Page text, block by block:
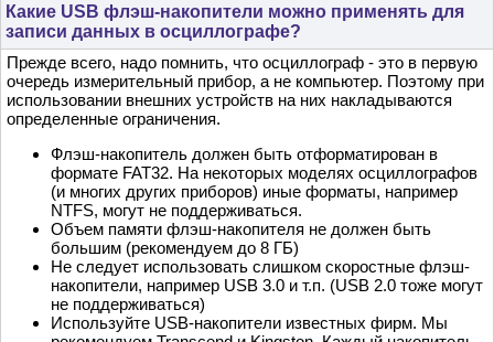
Какие USB флэш-накопители можно применять для
записи данных в осциллографе?
Прежде всего, надо помнить, что осциллограф - это в первую
очередь измерительный прибор, а не компьютер. Поэтому при
использовании внешних устройств на них накладываются
определенные ограничения.
Флэш-накопитель должен быть отформатирован в
формате FAT32. На некоторых моделях осциллографов
(и многих других приборов) иные форматы, например
NTFS, могут не поддерживаться.
Объем памяти флэш-накопителя не должен быть
большим (рекомендуем до 8 ГБ)
Не следует использовать слишком скоростные флэш-
накопители, например USB 3.0 и т.п. (USB 2.0 тоже могут
не поддерживаться)
Используйте USB-накопители известных фирм. Мы